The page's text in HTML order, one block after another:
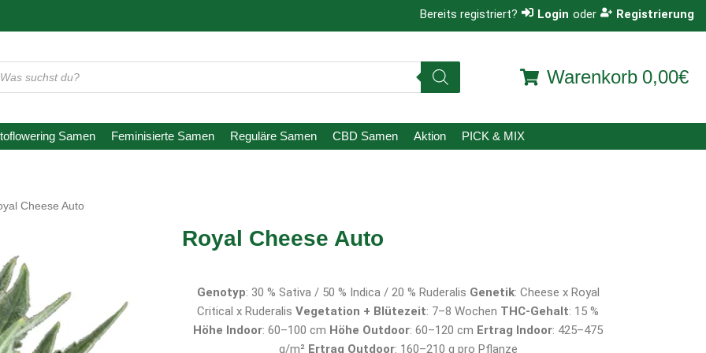
Bereits registriert? Login oder Registrierung
Warenkorb 0,00€
Samen Feminisierte Samen Reguläre Samen CBD Samen Aktion PICK & MIX
Cheese Auto
Royal Cheese Auto
Genotyp: 30 % Sativa / 50 % Indica / 20 % Ruderalis Genetik: Cheese x Royal
Critical x RuderalisVegetation + Blütezeit: 7–8 Wochen THC-Gehalt: 15 %
Höhe Indoor: 60–100 cm Höhe Outdoor: 60–120 cm Ertrag Indoor: 425–475
g/m² Ertrag Outdoor: 160–210 g pro Pflanze